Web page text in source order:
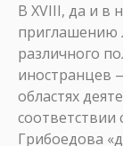
В XVIII, да и в
приглашению
различного
иностранцев
областях
Грибоедова